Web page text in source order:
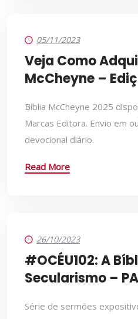
05/11/2023
Veja Como
McCheyne –
Bíblia McCheyne 2025
Marcas Editora. Envio em
devocional diário.
Read More
26/10/2023
#OCÉU102: A
Secularismo –
Série de sermões